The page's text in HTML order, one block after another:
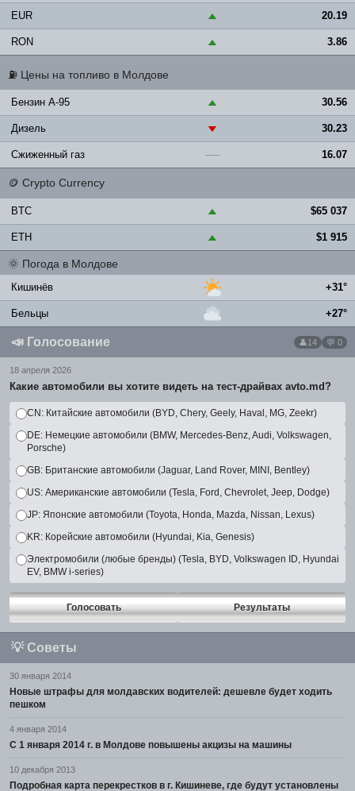
EUR ▲ 20.19
RON ▲ 3.86
⛽ Цены на топливо в Молдове
Бензин A-95 ▲ 30.56
Дизель ▼ 30.23
Сжиженный газ — 16.07
🪙 Crypto Currency
BTC ▲ $65 037
ETH ▲ $1 915
🌞 Погода в Молдове
Кишинёв +31°
Бельцы +27°
📣 Голосование 14 💬 0
18 апреля 2026
Какие автомобили вы хотите видеть на тест-драйвах avto.md?
CN: Китайские автомобили (BYD, Chery, Geely, Haval, MG, Zeekr)
DE: Немецкие автомобили (BMW, Mercedes-Benz, Audi, Volkswagen,
Porsche)
GB: Британские автомобили (Jaguar, Land Rover, MINI, Bentley)
US: Американские автомобили (Tesla, Ford, Chevrolet, Jeep, Dodge)
JP: Японские автомобили (Toyota, Honda, Mazda, Nissan, Lexus)
KR: Корейские автомобили (Hyundai, Kia, Genesis)
Электромобили (любые бренды) (Tesla, BYD, Volkswagen ID, Hyundai
EV, BMW i-series)
Голосовать Результаты
💡 Советы
30 января 2014
Новые штрафы для молдавских водителей: дешевле будет ходить
пешком
4 января 2014
С 1 января 2014 г. в Молдове повышены акцизы на машины
10 декабря 2013
Подробная карта перекрестков в г. Кишиневе, где будут установлены